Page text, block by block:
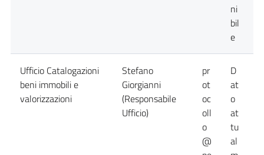
ni
bil
e
Ufficio Catalogazioni
beni immobili e
valorizzazioni
Stefano
Giorgianni
(Responsabile
Ufficio)
pr
ot
oc
oll
o
@
D
at
o
at
tu
al